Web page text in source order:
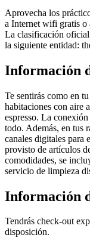
Aprovecha los
a Internet wifi gratis o
La clasificación oficial
la siguiente entidad:
Información
Te sentirás como en
habitaciones con aire
espresso. La
todo. Además, en tus
canales digitales para
provisto de artículos
comodidades, se
servicio de limpieza
Información
Tendrás check-out
disposición.